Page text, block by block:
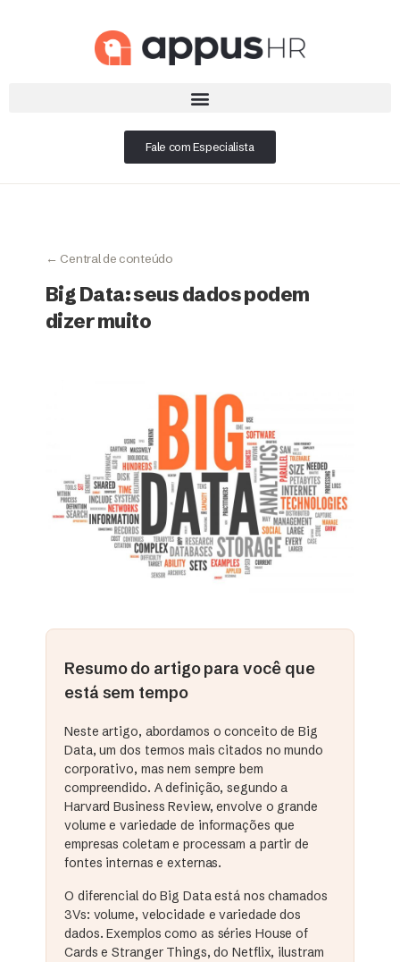
Fale com Especialista
← Central de conteúdo
Big Data: seus dados podem
dizer muito
Resumo do artigo para você que
está sem tempo
Neste artigo, abordamos o conceito de Big
Data, um dos termos mais citados no mundo
corporativo, mas nem sempre bem
compreendido. A definição, segundo a
Harvard Business Review, envolve o grande
volume e variedade de informações que
empresas coletam e processam a partir de
fontes internas e externas.
O diferencial do Big Data está nos chamados
3Vs: volume, velocidade e variedade dos
dados. Exemplos como as séries House of
Cards e Stranger Things, do Netflix, ilustram